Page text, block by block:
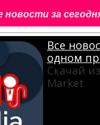
новости за
Все
одном
Скачай
Market